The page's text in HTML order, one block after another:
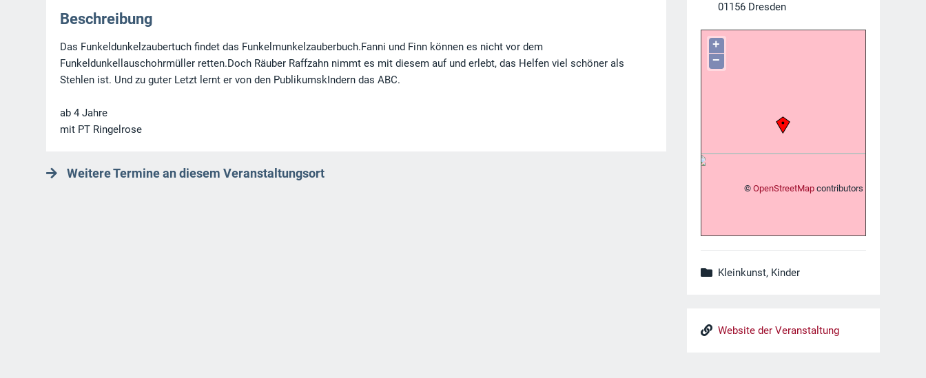
Beschreibung
Das Funkeldunkelzaubertuch findet das Funkelmunkelzauberbuch.Fanni und Finn können es nicht vor dem
Funkeldunkellauschohrmüller retten.Doch Räuber Raffzahn nimmt es mit diesem auf und erlebt, das Helfen viel schöner als
Stehlen ist. Und zu guter Letzt lernt er von den PublikumskIndern das ABC.
ab 4 Jahre
mit PT Ringelrose
Weitere Termine an diesem Veranstaltungsort
01156 Dresden
+
−
© OpenStreetMapcontributors
Kleinkunst, Kinder
Website der Veranstaltung